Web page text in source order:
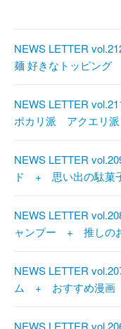
NEWS LETTER
麺 好きなトッピング
NEWS LETTER
ポカリ派 アクエリ派
NEWS LETTER
ド + 思い出の駄菓
NEWS LETTER
ャンプー + 推しの
NEWS LETTER
ム + おすすめ漫画